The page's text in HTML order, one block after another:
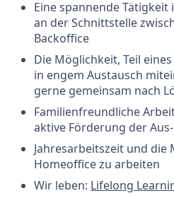
Eine spannende Tätigkeit
an der Schnittstelle
Backoffice
Die Möglichkeit, Teil
in engem Austausch
gerne gemeinsam nach
Familienfreundliche
aktive Förderung der
Jahresarbeitszeit und
Homeoffice zu arbeiten
Wir leben: Lifelong